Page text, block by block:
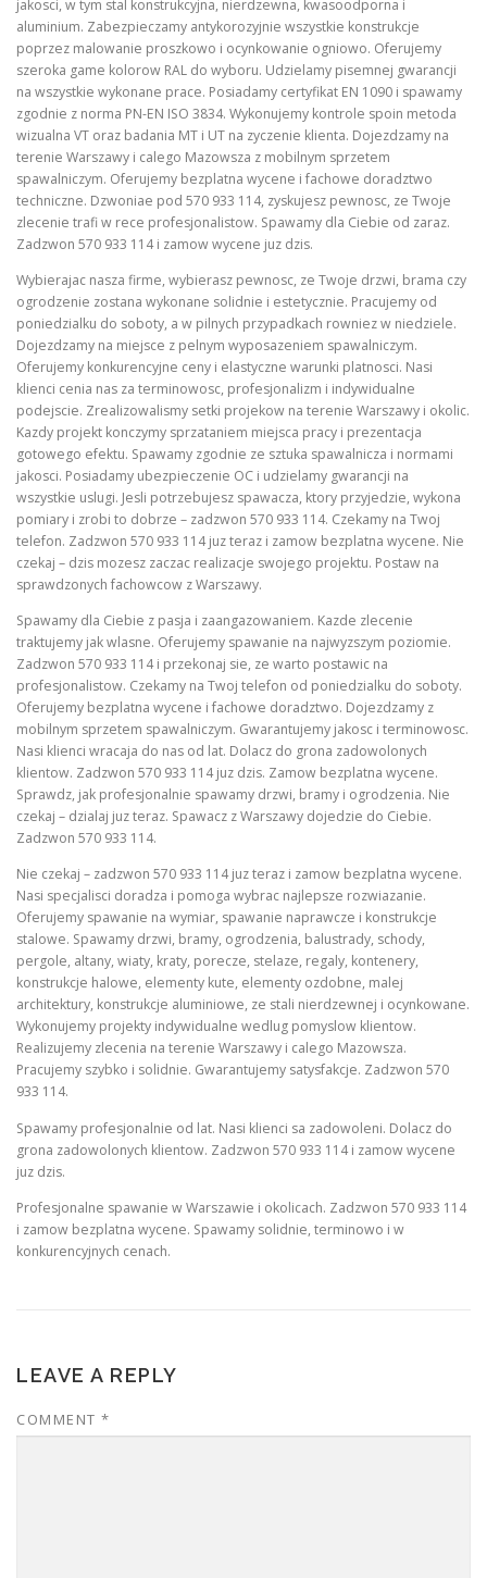
jakosci, w tym stal konstrukcyjna, nierdzewna, kwasoodporna i
aluminium. Zabezpieczamy antykorozyjnie wszystkie konstrukcje
poprzez malowanie proszkowo i ocynkowanie ogniowo. Oferujemy
szeroka game kolorow RAL do wyboru. Udzielamy pisemnej gwarancji
na wszystkie wykonane prace. Posiadamy certyfikat EN 1090 i spawamy
zgodnie z norma PN-EN ISO 3834. Wykonujemy kontrole spoin metoda
wizualna VT oraz badania MT i UT na zyczenie klienta. Dojezdzamy na
terenie Warszawy i calego Mazowsza z mobilnym sprzetem
spawalniczym. Oferujemy bezplatna wycene i fachowe doradztwo
techniczne. Dzwoniae pod 570 933 114, zyskujesz pewnosc, ze Twoje
zlecenie trafi w rece profesjonalistow. Spawamy dla Ciebie od zaraz.
Zadzwon 570 933 114 i zamow wycene juz dzis.
Wybierajac nasza firme, wybierasz pewnosc, ze Twoje drzwi, brama czy
ogrodzenie zostana wykonane solidnie i estetycznie. Pracujemy od
poniedzialku do soboty, a w pilnych przypadkach rowniez w niedziele.
Dojezdzamy na miejsce z pelnym wyposazeniem spawalniczym.
Oferujemy konkurencyjne ceny i elastyczne warunki platnosci. Nasi
klienci cenia nas za terminowosc, profesjonalizm i indywidualne
podejscie. Zrealizowalismy setki projekow na terenie Warszawy i okolic.
Kazdy projekt konczymy sprzataniem miejsca pracy i prezentacja
gotowego efektu. Spawamy zgodnie ze sztuka spawalnicza i normami
jakosci. Posiadamy ubezpieczenie OC i udzielamy gwarancji na
wszystkie uslugi. Jesli potrzebujesz spawacza, ktory przyjedzie, wykona
pomiary i zrobi to dobrze – zadzwon 570 933 114. Czekamy na Twoj
telefon. Zadzwon 570 933 114 juz teraz i zamow bezplatna wycene. Nie
czekaj – dzis mozesz zaczac realizacje swojego projektu. Postaw na
sprawdzonych fachowcow z Warszawy.
Spawamy dla Ciebie z pasja i zaangazowaniem. Kazde zlecenie
traktujemy jak wlasne. Oferujemy spawanie na najwyzszym poziomie.
Zadzwon 570 933 114 i przekonaj sie, ze warto postawic na
profesjonalistow. Czekamy na Twoj telefon od poniedzialku do soboty.
Oferujemy bezplatna wycene i fachowe doradztwo. Dojezdzamy z
mobilnym sprzetem spawalniczym. Gwarantujemy jakosc i terminowosc.
Nasi klienci wracaja do nas od lat. Dolacz do grona zadowolonych
klientow. Zadzwon 570 933 114 juz dzis. Zamow bezplatna wycene.
Sprawdz, jak profesjonalnie spawamy drzwi, bramy i ogrodzenia. Nie
czekaj – dzialaj juz teraz. Spawacz z Warszawy dojedzie do Ciebie.
Zadzwon 570 933 114.
Nie czekaj – zadzwon 570 933 114 juz teraz i zamow bezplatna wycene.
Nasi specjalisci doradza i pomoga wybrac najlepsze rozwiazanie.
Oferujemy spawanie na wymiar, spawanie naprawcze i konstrukcje
stalowe. Spawamy drzwi, bramy, ogrodzenia, balustrady, schody,
pergole, altany, wiaty, kraty, porecze, stelaze, regaly, kontenery,
konstrukcje halowe, elementy kute, elementy ozdobne, malej
architektury, konstrukcje aluminiowe, ze stali nierdzewnej i ocynkowane.
Wykonujemy projekty indywidualne wedlug pomyslow klientow.
Realizujemy zlecenia na terenie Warszawy i calego Mazowsza.
Pracujemy szybko i solidnie. Gwarantujemy satysfakcje. Zadzwon 570
933 114.
Spawamy profesjonalnie od lat. Nasi klienci sa zadowoleni. Dolacz do
grona zadowolonych klientow. Zadzwon 570 933 114 i zamow wycene
juz dzis.
Profesjonalne spawanie w Warszawie i okolicach. Zadzwon 570 933 114
i zamow bezplatna wycene. Spawamy solidnie, terminowo i w
konkurencyjnych cenach.
LEAVE A REPLY
COMMENT *